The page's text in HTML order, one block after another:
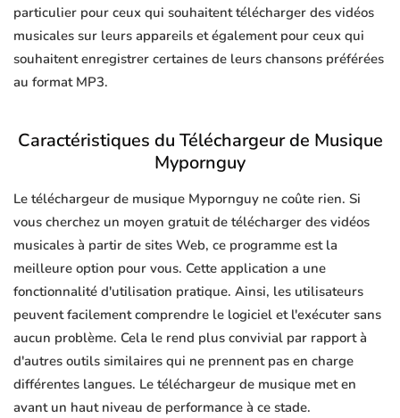
particulier pour ceux qui souhaitent télécharger des vidéos
musicales sur leurs appareils et également pour ceux qui
souhaitent enregistrer certaines de leurs chansons préférées
au format MP3.
Caractéristiques du Téléchargeur de Musique
Mypornguy
Le téléchargeur de musique Mypornguy ne coûte rien. Si
vous cherchez un moyen gratuit de télécharger des vidéos
musicales à partir de sites Web, ce programme est la
meilleure option pour vous. Cette application a une
fonctionnalité d'utilisation pratique. Ainsi, les utilisateurs
peuvent facilement comprendre le logiciel et l'exécuter sans
aucun problème. Cela le rend plus convivial par rapport à
d'autres outils similaires qui ne prennent pas en charge
différentes langues. Le téléchargeur de musique met en
avant un haut niveau de performance à ce stade.